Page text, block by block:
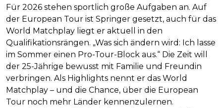
Für 2026 stehen sportlich große Aufgaben an. Auf
der European Tour ist Springer gesetzt, auch für das
World Matchplay liegt er aktuell in den
Qualifikationsrängen. „Was sich ändern wird: Ich lasse
im Sommer einen Pro-Tour-Block aus.“ Die Zeit will
der 25-Jährige bewusst mit Familie und Freundin
verbringen. Als Highlights nennt er das World
Matchplay – und die Chance, über die European
Tour noch mehr Länder kennenzulernen.